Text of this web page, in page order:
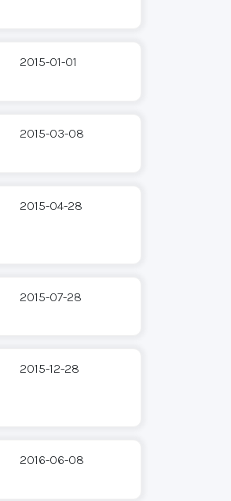
2015-01-01
2015-03-08
2015-04-28
2015-07-28
2015-12-28
2016-06-08